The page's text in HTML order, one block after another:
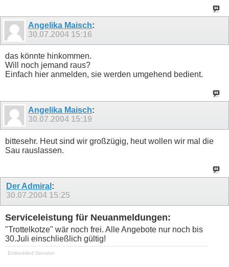
Angelika Maisch:
30.07.2004 15:16
das könnte hinkommen.
Will noch jemand raus?
Einfach hier anmelden, sie werden umgehend bedient.
Angelika Maisch:
30.07.2004 15:19
bittesehr. Heut sind wir großzügig, heut wollen wir mal die
Sau rauslassen.
Der Admiral :
30.07.2004 15:25
Serviceleistung für Neuanmeldungen:
"Trottelkotze" wär noch frei. Alle Angebote nur noch bis
30.Juli einschließlich gültig!
Embedded Senator